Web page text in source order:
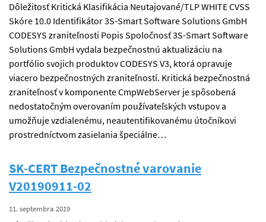
Dôležitosť Kritická Klasifikácia Neutajované/TLP WHITE CVSS
Skóre 10.0 Identifikátor 3S-Smart Software Solutions GmbH
CODESYS zraniteľnosti Popis Spoločnosť 3S-Smart Software
Solutions GmbH vydala bezpečnostnú aktualizáciu na
portfólio svojich produktov CODESYS V3, ktorá opravuje
viacero bezpečnostných zraniteľností. Kritická bezpečnostná
zraniteľnosť v komponente CmpWebServer je spôsobená
nedostatočným overovaním používateľských vstupov a
umožňuje vzdialenému, neautentifikovanému útočníkovi
prostredníctvom zasielania špeciálne…
SK-CERT Bezpečnostné varovanie
V20190911-02
11. septembra 2019